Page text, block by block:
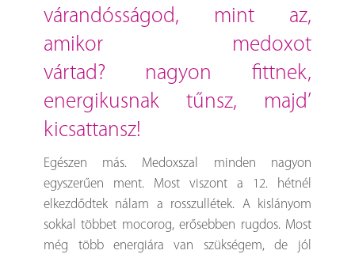
várandósságod, mint az,
amikor medoxot
vártad? nagyon fittnek,
energikusnak tűnsz, majd’
kicsattansz!
Egészen más. Medoxszal minden nagyon
egyszerűen ment. Most viszont a 12. hétnél
elkezdődtek nálam a rosszullétek. A kislányom
sokkal többet mocorog, erősebben rugdos. Most
még több energiára van szükségem, de jól